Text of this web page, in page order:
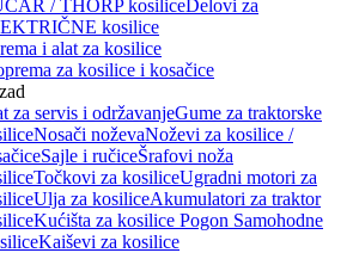
/ THORP kosiliceDelovi za
kosilice
i alat za kosilice
za servis i održavanjeGume za traktorske
Nosači noževaNoževi za kosilice /
Sajle i ručiceŠrafovi noža
Točkovi za kosiliceUgradni motori za
Ulja za kosiliceAkumulatori za traktor
Kućišta za kosilice Pogon Samohodne
Kaiševi za kosilice